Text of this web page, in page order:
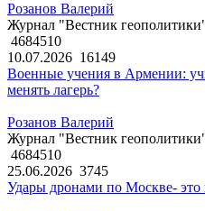
Розанов Валерий
Журнал "Вестник
4684510
10.07.2026 16149
Военные учения в Армении:
менять лагерь?
Розанов Валерий
Журнал "Вестник
4684510
25.06.2026 3745
Удары дронами по Москве- это